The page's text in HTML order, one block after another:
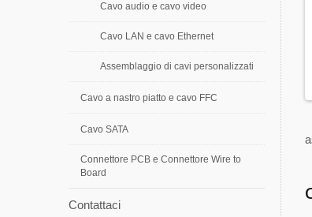
Cavo audio e cavo video
Cavo LAN e cavo Ethernet
Assemblaggio di cavi personalizzati
Cavo a nastro piatto e cavo FFC
Cavo SATA
Connettore PCB e Connettore Wire to
Board
Contattaci